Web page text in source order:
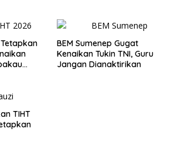
BEM Sumenep Gugat
Kenaikan Tukin TNI, Guru
Jangan Dianaktirikan
TIHT